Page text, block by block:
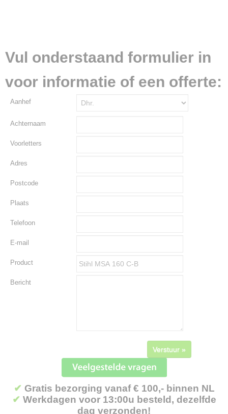
Vul onderstaand formulier in
voor informatie of een offerte:
Aanhef
Achternaam
Voorletters
Adres
Postcode
Plaats
Telefoon
E-mail
Product
Bericht
Verstuur »
✔ Gratis bezorging vanaf € 100,- binnen NL
✔ Werkdagen voor 13:00u besteld, dezelfde
dag verzonden!